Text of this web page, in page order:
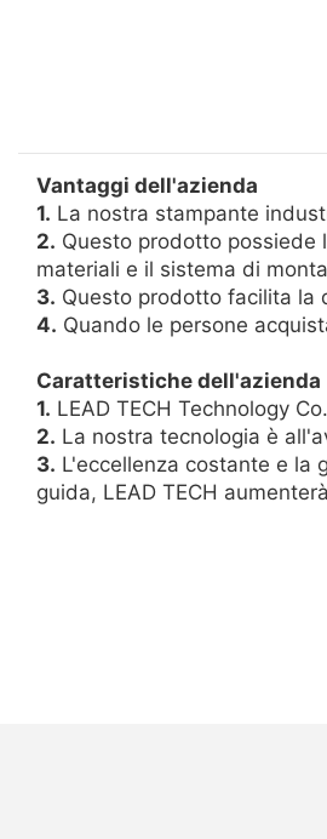
Vantaggi dell'azienda
1. La nostra stampante
2. Questo prodotto possiede
materiali e il sistema di
3. Questo prodotto facilita la
4. Quando le persone
Caratteristiche dell'azienda
1. LEAD TECH Technology
2. La nostra tecnologia è
3. L'eccellenza costante e la
guida, LEAD TECH